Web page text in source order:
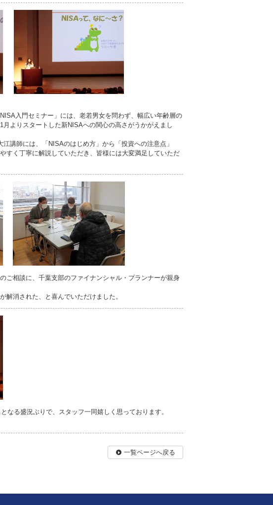
入門セミナー」には、老若男女を問わず、幅広い年齢層の
よりスタートした新NISAへの関心の高さがうかがえまし
講師には、「NISAのはじめ方」から「投資への注意点」
すく丁寧に解説していただき、皆様には大変満足していただ
ご相談に、千葉支部のファイナンシャル・プランナーが親身
解消された、と喜んでいただけました。
なる盛況ぶりで、スタッフ一同嬉しく思っております。
一覧ページへ戻る